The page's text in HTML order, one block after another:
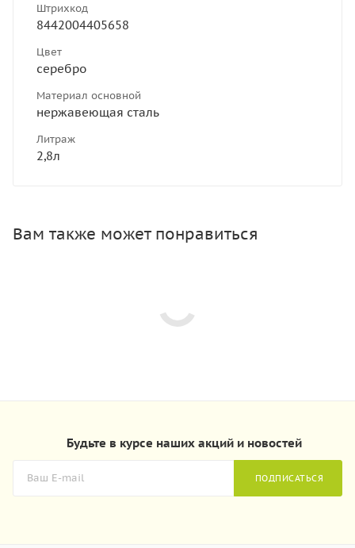
Штрихкод
8442004405658
Цвет
серебро
Материал основной
нержавеющая сталь
Литраж
2,8л
Вам также может понравиться
Будьте в курсе наших акций и новостей
ПОДПИСАТЬСЯ